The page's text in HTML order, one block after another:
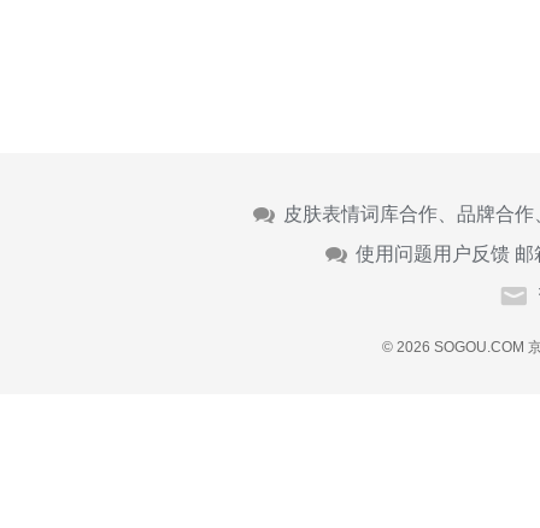
皮肤表情词库合作、品牌合
使用问题用户反馈 邮
© 2026 SOGOU.COM